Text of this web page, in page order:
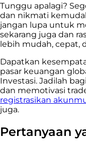
Tunggu apalagi?
dan nikmati
jangan lupa untuk
sekarang juga dan
lebih mudah, cepat,
Dapatkan
pasar keuangan
Investasi. Jadilah
dan memotivasi
registrasikan
juga.
Pertanyaan